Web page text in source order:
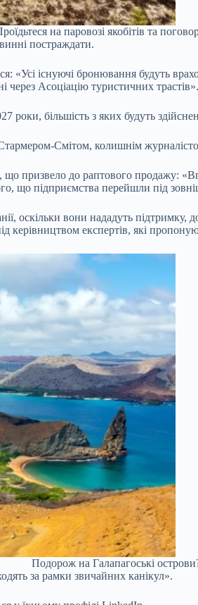
на паровозі якобітів та
постраждати.
«Усі існуючі бронювання будуть
через Асоціацію туристичних трастів».
роки, більшість з яких будуть
Смітом, колишнім
призвело до раптового продажу:
що підприємства перейшли під
оскільки вони нададуть підтримку,
керівництвом експертів, які
Подорож на Галапагоські
за рамки звичайних канікул».